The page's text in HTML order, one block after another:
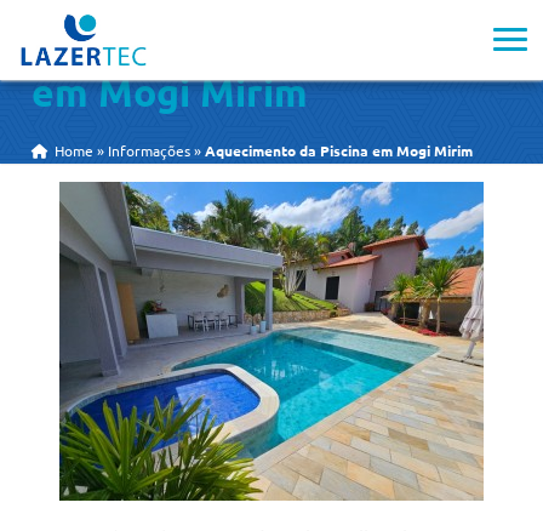
Aquecimento da Piscina
em Mogi Mirim
Home » Informações »Aquecimento da Piscina em Mogi Mirim